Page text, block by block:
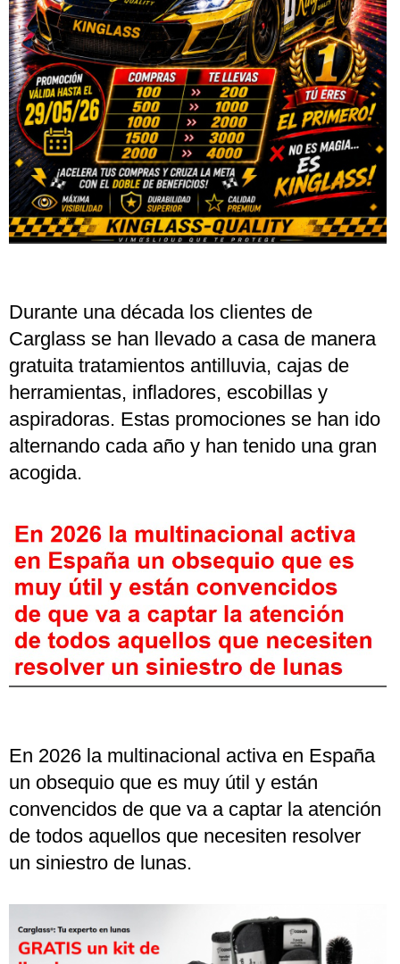
Durante una década los clientes de
Carglass se han llevado a casa de manera
gratuita tratamientos antilluvia, cajas de
herramientas, infladores, escobillas y
aspiradoras. Estas promociones se han ido
alternando cada año y han tenido una gran
acogida.
En 2026 la multinacional activa en España
un obsequio que es muy útil y están
convencidos de que va a captar la atención
de todos aquellos que necesiten resolver
un siniestro de lunas.